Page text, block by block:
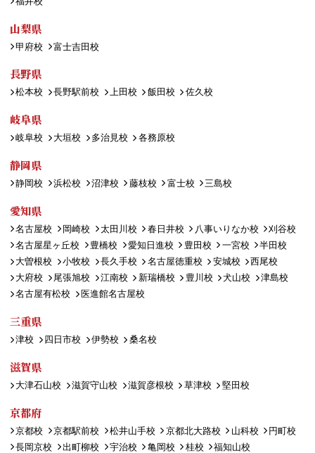
山梨県
甲府校 富士吉田校
長野県
松本校 長野駅前校 上田校 飯田校 佐久校
岐阜県
岐阜校 大垣校 多治見校 各務原校
静岡県
静岡校 浜松校 沼津校 藤枝校 富士校 三島校
愛知県
名古屋校 岡崎校 太田川校 春日井校 八事いりなか校
刈谷校
名古屋星ヶ丘校
豊橋校 愛知日進校 豊田校 一宮校
半田校
大曽根校
小牧校 長久手校 名古屋徳重校 安城校
西尾校
大府校
尾張旭校 江南校 新瑞橋校 豊川校 犬山校
津島校
名古屋有松校
医進館名古屋校
三重県
津校 四日市校 伊勢校 桑名校
滋賀県
大津石山校 滋賀守山校 滋賀彦根校 草津校 堅田校
京都府
京都校 京都駅前校 松井山手校 京都北大路校 山科校
円町校
長岡京校
出町柳校 宇治校 亀岡校 桂校 福知山校